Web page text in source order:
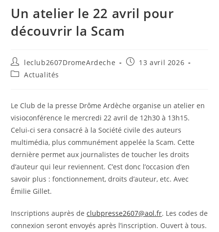
Un atelier le 22 avril pour
découvrir la Scam
leclub2607DromeArdeche
13 avril 2026
Actualités
Le Club de la presse Drôme Ardèche organise un atelier en
visioconférence le mercredi 22 avril de 12h30 à 13h15.
Celui-ci sera consacré à la Société civile des auteurs
multimédia, plus communément appelée la Scam. Cette
dernière permet aux journalistes de toucher les droits
d’auteur qui leur reviennent. C’est donc l’occasion d’en
savoir plus : fonctionnement, droits d’auteur, etc. Avec
Émilie Gillet.
Inscriptions auprès declubpresse2607@aol.fr. Les codes de
connexion seront envoyés après l’inscription. Ouvert à tous.